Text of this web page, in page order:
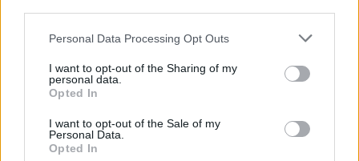
Please note that this website/app uses one or more Google
not limited to your visit or usage behaviour. You may click to
grant or deny consent to Google and its third-party tags to
use your data for below specified purposes in below Google
consent section.
Personal Data Processing Opt Outs
I want to opt-out of the Sharing of my
personal data.
Opted In
I want to opt-out of the Sale of my
Personal Data.
Opted In
démentielles, son effet protecteur était plus
prononcé chez les patients âgés de 65 à 69 ans et
diminuait avec l'âge.
pour le cancer du sein: